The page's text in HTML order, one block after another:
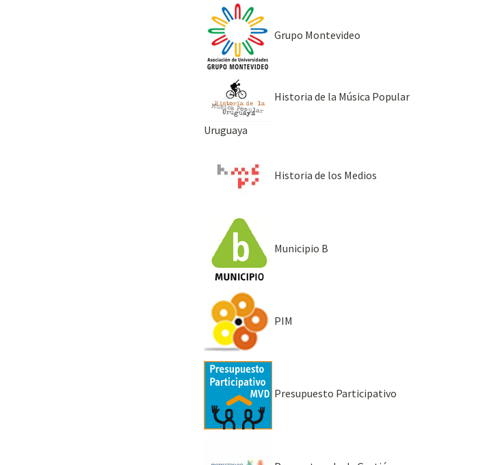
Grupo Montevideo
Historia de la Música Popular
Uruguaya
Historia de los Medios
Municipio B
PIM
Presupuesto Participativo